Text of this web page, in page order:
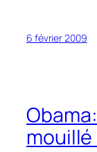
6 février 2009
mouillé